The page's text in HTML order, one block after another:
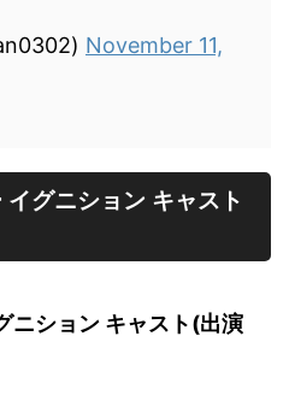
November 11,
イグニション キャスト
ニション キャスト(出演